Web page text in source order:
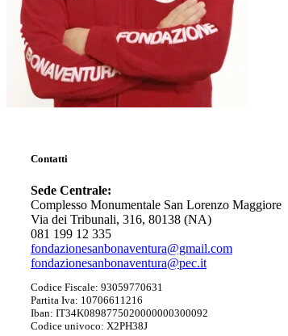
Contatti
Sede Centrale:
Complesso Monumentale San Lorenzo Maggiore
Via dei Tribunali, 316, 80138 (NA)
081 199 12 335
fondazionesanbonaventura@gmail.com
fondazionesanbonaventura@pec.it
Codice Fiscale: 93059770631
Partita Iva: 10706611216
Iban: IT34K0898775020000000300092
Codice univoco: X2PH38J